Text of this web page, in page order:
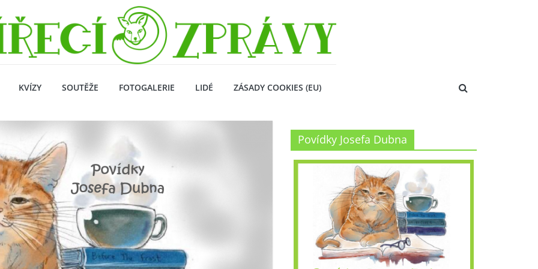
KVÍZY SOUTĚŽE FOTOGALERIE LIDÉ ZÁSADY COOKIES (EU)
Povídky Josefa Dubna